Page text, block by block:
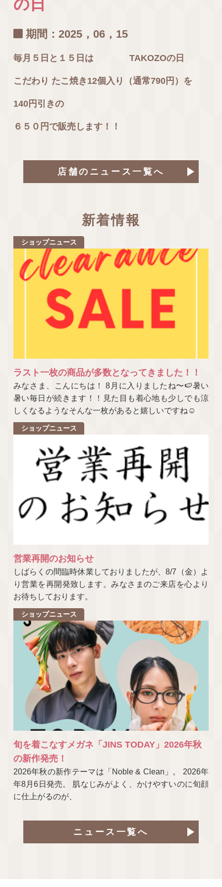
の日
期間：2025，06，15
毎月５日と１５日は TAKOZOの日
こだわり たこ焼き12個入り（通常790円）を
140円引きの
６５０円で販売します！！
店舗のニュース一覧へ
新着情報
ショップニュース
ラスト一枚の商品が多数となってきました！！
みなさま、こんにちは！ 8月に入りましたね〜🍉暑い
暑い毎日が続きます！！見た目も着心地も少しでも涼
しくなるようなそんな一枚があると嬉しいですね☺
ショップニュース
営業再開のお知らせ
しばらくの間臨時休業しておりましたが、8/7（金）よ
り営業を再開発致します。みなさまのご来店を心より
お待ちしております。
ショップニュース
旬を着こなすメガネ「JINS TODAY」2026年秋
の新作発売！
2026年秋の新作テーマは「Noble & Clean」。 2026年
年8月6日発売。 肌なじみがよく、かけやすいのに旬顔
に仕上がるのが、
ニュース一覧へ